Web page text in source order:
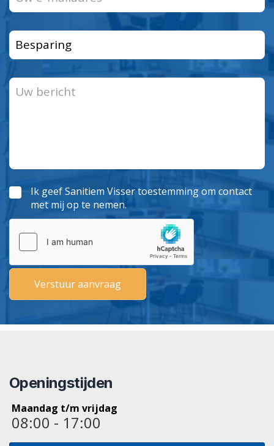
Ik geef Sanitiem Visser toestemming om contact
met mij op te nemen.
Openingstijden
Maandag t/m vrijdag
08:00 - 17:00